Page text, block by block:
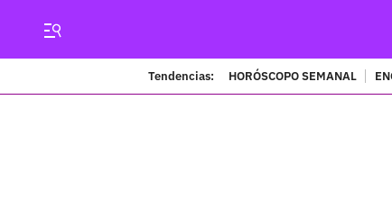
Tendencias: HORÓSCOPO SEMANAL